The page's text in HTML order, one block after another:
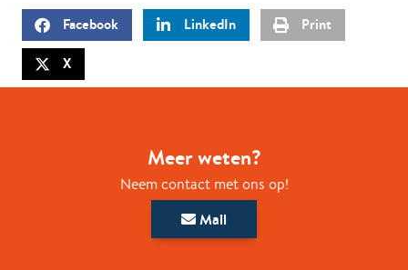
Facebook LinkedIn Print
X
Meer weten?
Neem contact met ons op!
Mail